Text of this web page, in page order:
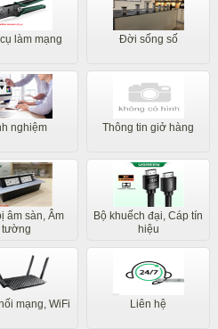
làm mạng Đời sống số
nghiệm Thông tin giở hàng
âm sàn, Âm
tường
Bộ khuếch đại, Cáp tín
hiệu
mạng, WiFi Liên hệ